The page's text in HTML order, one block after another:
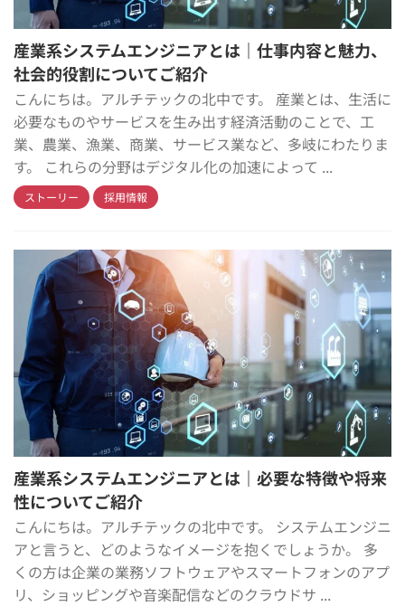
産業系システムエンジニアとは｜仕事内容と魅力、
社会的役割についてご紹介
こんにちは。アルチテックの北中です。 産業とは、生活に
必要なものやサービスを生み出す経済活動のことで、工
業、農業、漁業、商業、サービス業など、多岐にわたりま
す。 これらの分野はデジタル化の加速によって ...
ストーリー 採用情報
産業系システムエンジニアとは｜必要な特徴や将来
性についてご紹介
こんにちは。アルチテックの北中です。 システムエンジニ
アと言うと、どのようなイメージを抱くでしょうか。 多
くの方は企業の業務ソフトウェアやスマートフォンのアプ
リ、ショッピングや音楽配信などのクラウドサ ...